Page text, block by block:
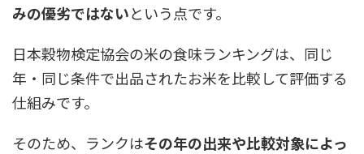
みの優劣ではないという点です。
日本穀物検定協会の米の食味ランキングは、同じ
年・同じ条件で出品されたお米を比較して評価する
仕組みです。
そのため、ランクはその年の出来や比較対象によっ